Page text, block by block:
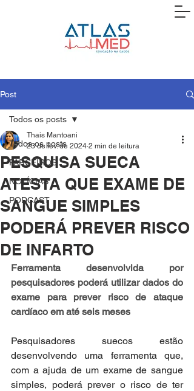
Post
Todos os posts
PARCEIROS
NOTÍCIAS
PODCAST
Todos os posts
PESQUISA SUECA
ATESTA QUE EXAME DE
SANGUE SIMPLES
PODERÁ PREVER RISCO
DE INFARTO
Thais Mantoani
23 de fev. de 2024 2 min de leitura
Ferramenta desenvolvida por
pesquisadores poderá utilizar dados do
exame para prever risco de ataque
cardíaco em até seis meses
Pesquisadores suecos estão
desenvolvendo uma ferramenta que,
com a ajuda de um exame de sangue
simples, poderá prever o risco de ter